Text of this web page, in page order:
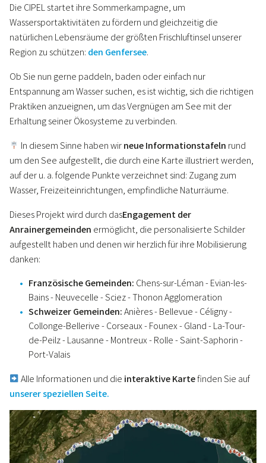
Die CIPEL startet ihre Sommerkampagne, um
Wassersportaktivitäten zu fördern und gleichzeitig die
natürlichen Lebensräume der größten Frischluftinsel unserer
Region zu schützen: den Genfersee.
Ob Sie nun gerne paddeln, baden oder einfach nur
Entspannung am Wasser suchen, es ist wichtig, sich die richtigen
Praktiken anzueignen, um das Vergnügen am See mit der
Erhaltung seiner Ökosysteme zu verbinden.
In diesem Sinne haben wirneue Informationstafeln rund
um den See aufgestellt, die durch eine Karte illustriert werden,
auf der u. a. folgende Punkte verzeichnet sind: Zugang zum
Wasser, Freizeiteinrichtungen, empfindliche Naturräume.
Dieses Projekt wird durch dasEngagement der
Anrainergemeinden ermöglicht, die personalisierte Schilder
aufgestellt haben und denen wir herzlich für ihre Mobilisierung
danken:
Französische Gemeinden: Chens-sur-Léman - Evian-les-
Bains - Neuvecelle - Sciez - Thonon Agglomeration
Schweizer Gemeinden:Anières - Bellevue - Céligny -
Collonge-Bellerive - Corseaux - Founex - Gland - La-Tour-
de-Peilz - Lausanne - Montreux - Rolle - Saint-Saphorin -
Port-Valais
Alle Informationen und die interaktive Kartefinden Sie auf
unserer speziellen Seite.